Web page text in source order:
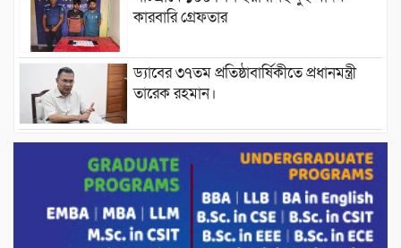
কারবারি গ্রেফতার
ড্যাবের ৩৭তম প্রতিষ্ঠাবার্ষিকীতে প্রধানমন্ত্রী
তারেক রহমান।
চন্দনাইশের হাশিমপুর ৪ নং ওয়ার্ডে ৫’শতাধিক
হতদরিদ্র পরিবারের মাঝে খাদ্যসামগ্রী বিতরণ
করেন মনজুর মোরশেদ
পরিবেশ রক্ষায় পাটগ্রামে ইহসান ইয়ুথ
সার্কেলের বৃক্ষরোপণ